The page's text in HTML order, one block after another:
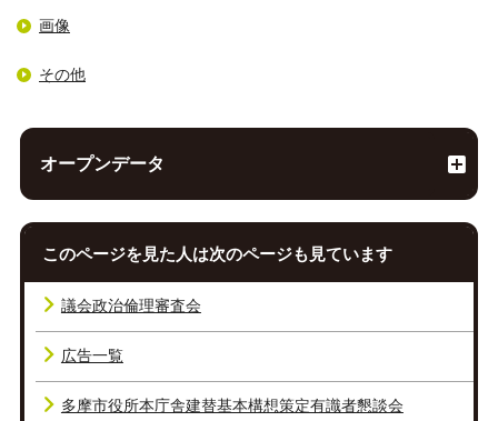
画像
その他
オープンデータ
このページを見た人は次のページも見ています
議会政治倫理審査会
広告一覧
多摩市役所本庁舎建替基本構想策定有識者懇談会